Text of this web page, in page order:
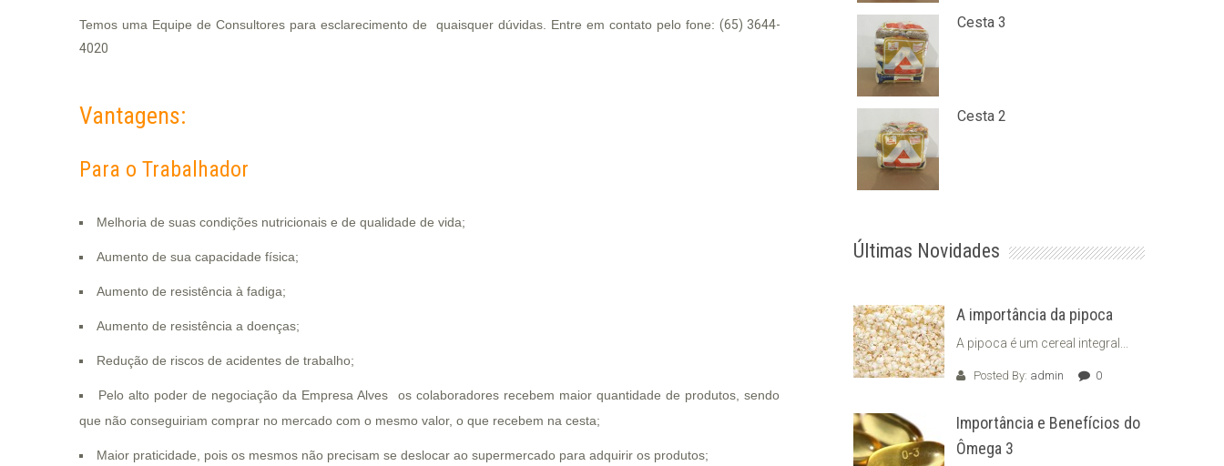
Temos uma Equipe de Consultores para esclarecimento de quaisquer dúvidas. Entre em contato pelo fone: (65) 3644-
4020
Vantagens:
Para o Trabalhador
Melhoria de suas condições nutricionais e de qualidade de vida;
Aumento de sua capacidade física;
Aumento de resistência à fadiga;
Aumento de resistência a doenças;
Redução de riscos de acidentes de trabalho;
Pelo alto poder de negociação da Empresa Alves os colaboradores recebem maior quantidade de produtos, sendo
que não conseguiriam comprar no mercado com o mesmo valor, o que recebem na cesta;
Maior praticidade, pois os mesmos não precisam se deslocar ao supermercado para adquirir os produtos;
Cesta 3
Cesta 2
Últimas Novidades
A importância da pipoca
A pipoca é um cereal integral...
Posted By: admin 0
Importância e Benefícios do
Ômega 3